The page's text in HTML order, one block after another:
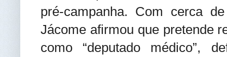
pré-campanha. Com cerca
Jácome afirmou que pretende
como “deputado médico”,